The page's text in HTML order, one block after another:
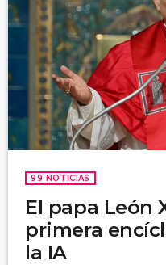
99 NOTICIAS
El papa León
primera
la IA